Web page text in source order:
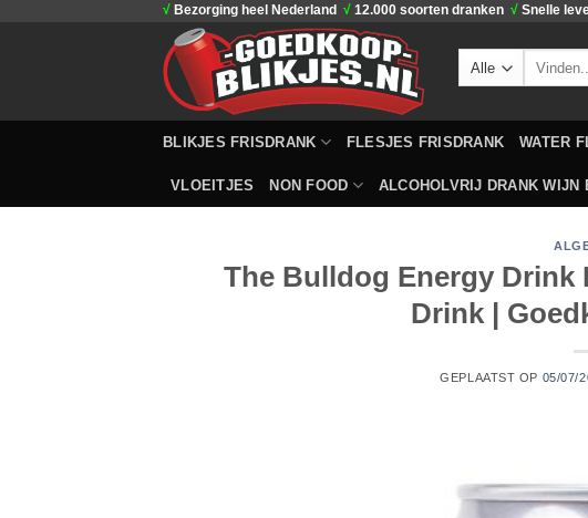
√ Bezorging heel Nederland √ 12.000 soorten dranken √ Snelle
BLIKJES FRISDRANK FLESJES FRISDRANK WATER
VLOEITJES NON FOOD ALCOHOLVRIJ DRANK WIJN
The Bulldog Energy Drink
Drink |
GEPLAATST OP 05/07/